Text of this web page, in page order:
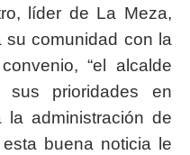
líder de La Meza,
comunidad con la
“el alcalde
prioridades en
administración de
buena noticia le